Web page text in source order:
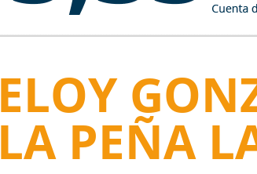
ELOY
LA PEÑA